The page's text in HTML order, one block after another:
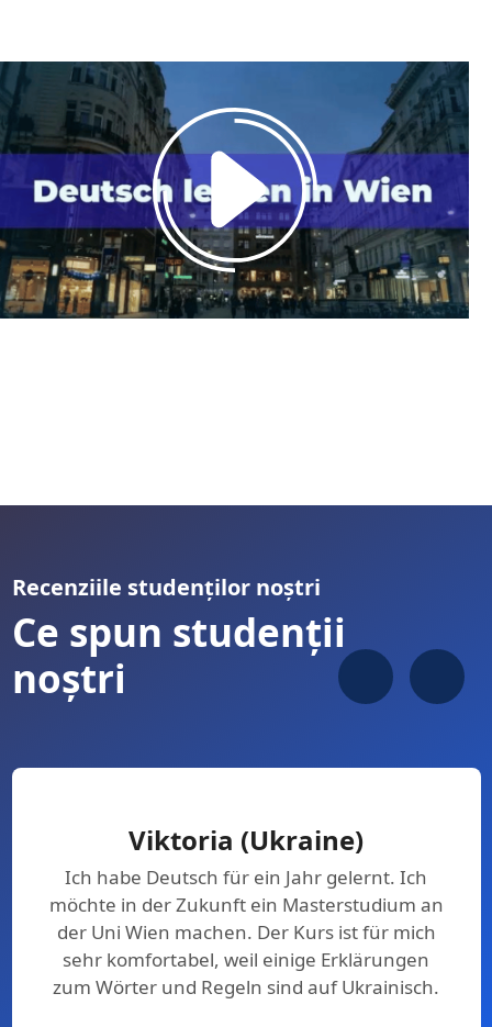
Recenziile studenților noștri
Ce spun studenții
noștri
Viktoria (Ukraine)
Ich habe Deutsch für ein Jahr gelernt. Ich
möchte in der Zukunft ein Masterstudium an
der Uni Wien machen. Der Kurs ist für mich
sehr komfortabel, weil einige Erklärungen
zum Wörter und Regeln sind auf Ukrainisch.